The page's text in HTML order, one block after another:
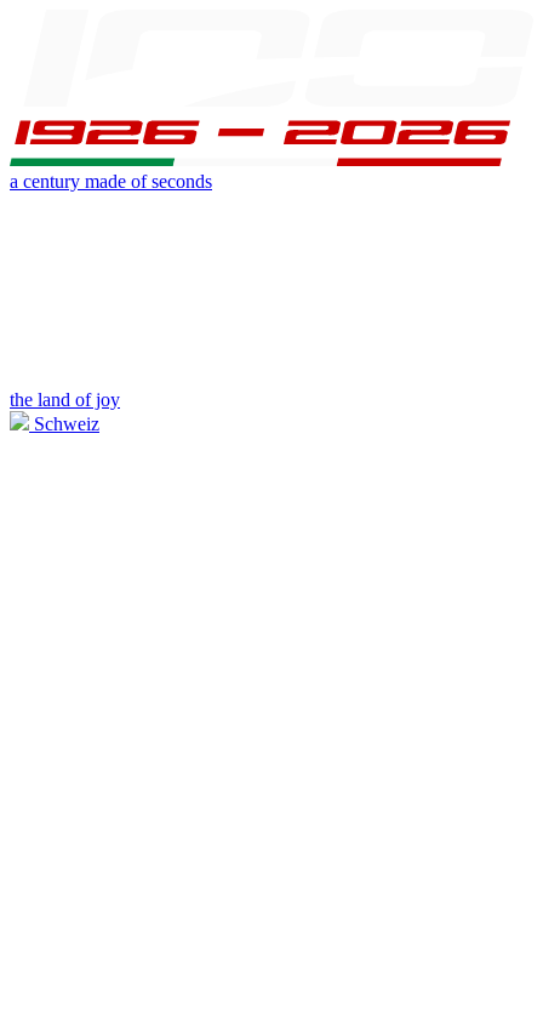
a century made of seconds
the land of joy
Schweiz